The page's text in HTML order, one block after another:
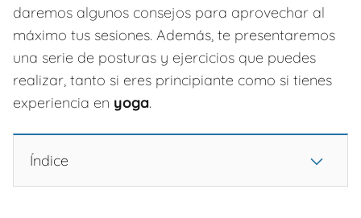
daremos algunos consejos para aprovechar al
máximo tus sesiones. Además, te presentaremos
una serie de posturas y ejercicios que puedes
realizar, tanto si eres principiante como si tienes
experiencia en yoga.
Índice